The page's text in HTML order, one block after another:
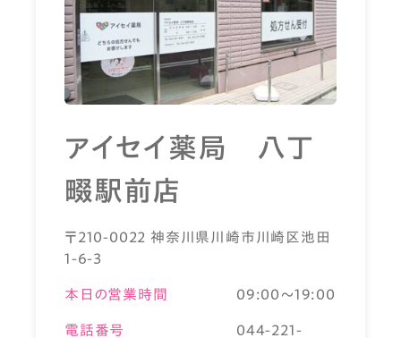
アイセイ薬局 八丁
畷駅前店
〒210-0022 神奈川県川崎市川崎区池田
1-6-3
本日の営業時間 09:00～19:00
電話番号
044-221-